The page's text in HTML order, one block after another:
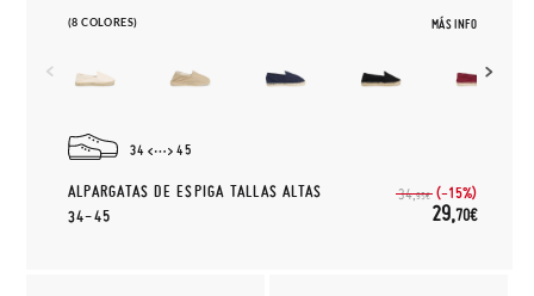
(8 COLORES) MÁS INFO
34 45
ALPARGATAS DE ESPIGA TALLAS ALTAS
34-45
34,95€ (-15%)
29,70€